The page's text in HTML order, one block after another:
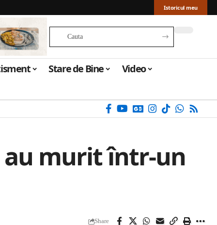
Istoricul meu
Stare de Bine Video
murit într-un
Share